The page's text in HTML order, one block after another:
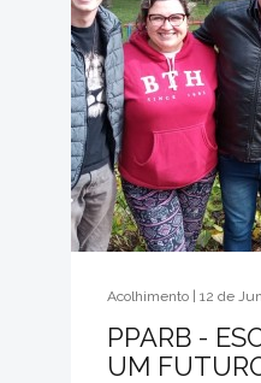
Acolhimento | 12 de
PPARB -
UM